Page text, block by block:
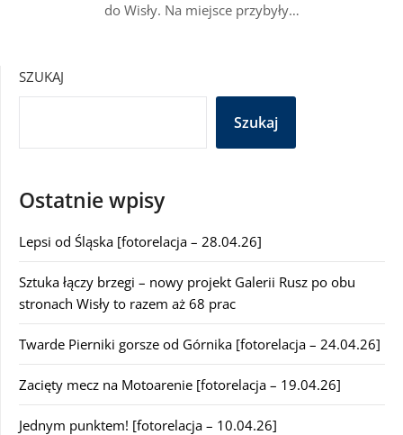
do Wisły. Na miejsce przybyły…
SZUKAJ
Szukaj
Ostatnie wpisy
Lepsi od Śląska [fotorelacja – 28.04.26]
Sztuka łączy brzegi – nowy projekt Galerii Rusz po obu
stronach Wisły to razem aż 68 prac
Twarde Pierniki gorsze od Górnika [fotorelacja – 24.04.26]
Zacięty mecz na Motoarenie [fotorelacja – 19.04.26]
Jednym punktem! [fotorelacja – 10.04.26]